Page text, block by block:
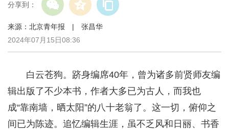
分享到：
来源：北京青年报 | 张昌华
2024年07月15日08:36
白云苍狗。跻身编席40年，曾为诸多前贤师友编
辑出版了不少本书，作者大多已为古人，而我也
成“靠南墙，晒太阳”的八十老翁了。这一切，俯仰之
间已为陈迹。追忆编辑生涯，虽不乏风和日丽、书香